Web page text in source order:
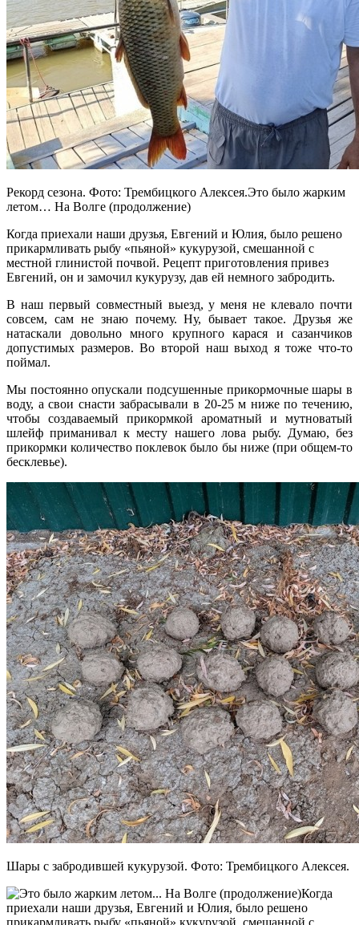
Рекорд сезона. Фото: Трембицкого Алексея.Это было жарким
летом… На Волге (продолжение)
Когда приехали наши друзья, Евгений и Юлия, было решено
прикармливать рыбу «пьяной» кукурузой, смешанной с
местной глинистой почвой. Рецепт приготовления привез
Евгений, он и замочил кукурузу, дав ей немного забродить.
В наш первый совместный выезд, у меня не клевало почти
совсем, сам не знаю почему. Ну, бывает такое. Друзья же
натаскали довольно много крупного карася и сазанчиков
допустимых размеров. Во второй наш выход я тоже что-то
поймал.
Мы постоянно опускали подсушенные прикормочные шары в
воду, а свои снасти забрасывали в 20-25 м ниже по течению,
чтобы создаваемый прикормкой ароматный и мутноватый
шлейф приманивал к месту нашего лова рыбу. Думаю, без
прикормки количество поклевок было бы ниже (при общем-то
бесклевье).
Шары с забродившей кукурузой. Фото: Трембицкого Алексея.